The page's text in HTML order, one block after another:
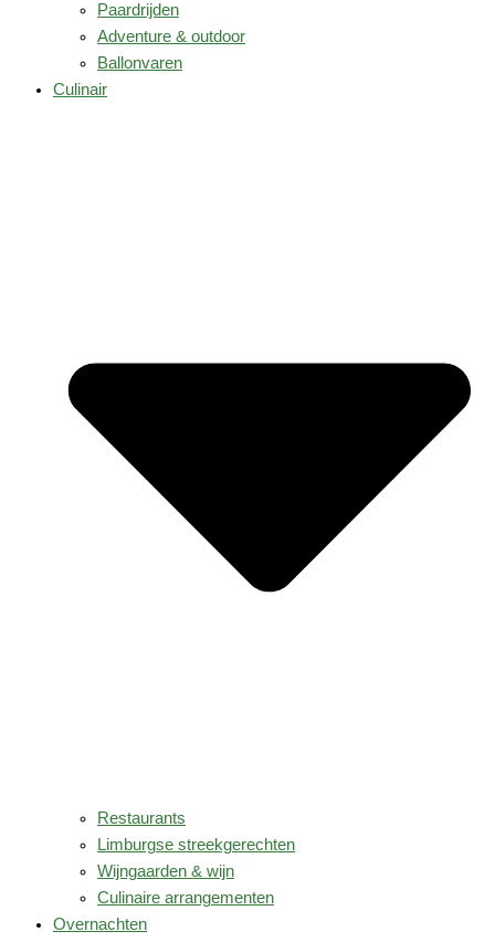
Paardrijden
Adventure & outdoor
Ballonvaren
Culinair
Restaurants
Limburgse streekgerechten
Wijngaarden & wijn
Culinaire arrangementen
Overnachten